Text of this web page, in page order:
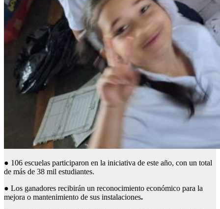
● 106 escuelas participaron en la iniciativa de este año, con un total
de más de 38 mil estudiantes.
● Los ganadores recibirán un reconocimiento económico para la
mejora o mantenimiento de sus instalaciones.